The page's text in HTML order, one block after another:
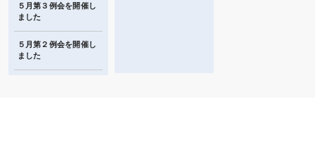
５月第３例会を開催し
ました
５月第２例会を開催し
ました